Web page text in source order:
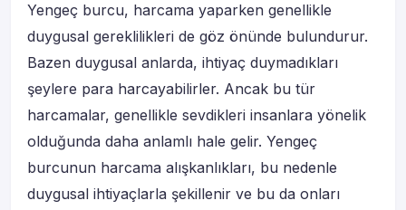
Yengeç burcu, harcama yaparken genellikle
duygusal gereklilikleri de göz önünde bulundurur.
Bazen duygusal anlarda, ihtiyaç duymadıkları
şeylere para harcayabilirler. Ancak bu tür
harcamalar, genellikle sevdikleri insanlara yönelik
olduğunda daha anlamlı hale gelir. Yengeç
burcunun harcama alışkanlıkları, bu nedenle
duygusal ihtiyaçlarla şekillenir ve bu da onları